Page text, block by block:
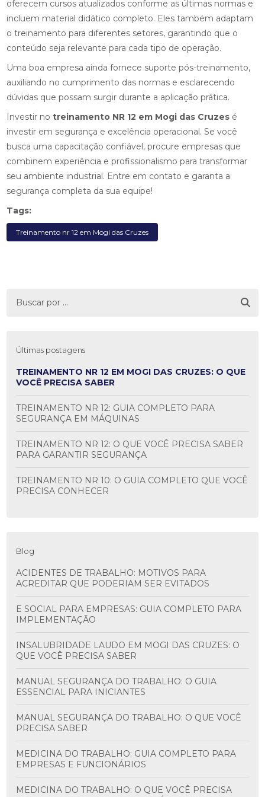
oferecem cursos atualizados conforme as últimas normas e
incluem material didático completo. Eles também adaptam
o treinamento para diferentes setores, garantindo que o
conteúdo seja relevante para cada tipo de operação.
Uma boa empresa ainda fornece suporte pós-treinamento,
auxiliando no cumprimento das normas e esclarecendo
dúvidas que possam surgir durante a aplicação prática.
Investir notreinamento NR 12 em Mogi das Cruzes é
investir em segurança e excelência operacional. Se você
busca uma capacitação confiável, procure empresas que
combinem experiência e profissionalismo para transformar
seu ambiente industrial. Entre em contato e garanta a
segurança completa da sua equipe!
Tags:
Treinamento nr 12 em Mogi das Cruzes
Últimas postagens
TREINAMENTO NR 12 EM MOGI DAS CRUZES: O QUE
VOCÊ PRECISA SABER
TREINAMENTO NR 12: GUIA COMPLETO PARA
SEGURANÇA EM MÁQUINAS
TREINAMENTO NR 12: O QUE VOCÊ PRECISA SABER
PARA GARANTIR SEGURANÇA
TREINAMENTO NR 10: O GUIA COMPLETO QUE VOCÊ
PRECISA CONHECER
Blog
ACIDENTES DE TRABALHO: MOTIVOS PARA
ACREDITAR QUE PODERIAM SER EVITADOS
E SOCIAL PARA EMPRESAS: GUIA COMPLETO PARA
IMPLEMENTAÇÃO
INSALUBRIDADE LAUDO EM MOGI DAS CRUZES: O
QUE VOCÊ PRECISA SABER
MANUAL SEGURANÇA DO TRABALHO: O GUIA
ESSENCIAL PARA INICIANTES
MANUAL SEGURANÇA DO TRABALHO: O QUE VOCÊ
PRECISA SABER
MEDICINA DO TRABALHO: GUIA COMPLETO PARA
EMPRESAS E FUNCIONÁRIOS
MEDICINA DO TRABALHO: O QUE VOCÊ PRECISA